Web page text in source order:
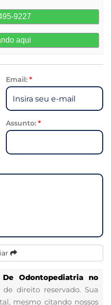
9227
aqui
Email: *
Assunto: *
De Odontopediatria no
direito reservado. Sua
mesmo citando nossos